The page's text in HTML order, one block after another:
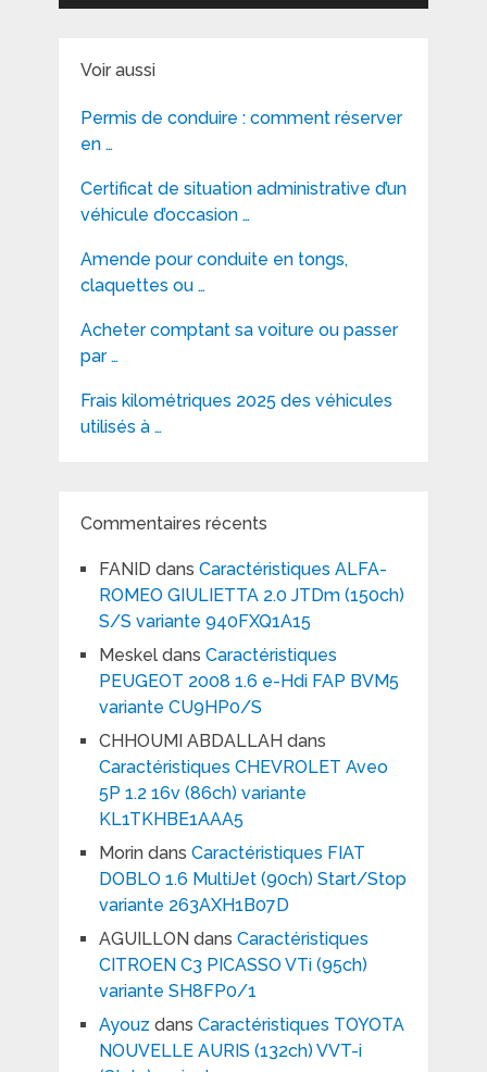
Voir aussi
Permis de conduire : comment réserver
en …
Certificat de situation administrative d’un
véhicule d’occasion …
Amende pour conduite en tongs,
claquettes ou …
Acheter comptant sa voiture ou passer
par …
Frais kilométriques 2025 des véhicules
utilisés à …
Commentaires récents
FANID dans Caractéristiques ALFA-
ROMEO GIULIETTA 2.0 JTDm (150ch)
S/S variante 940FXQ1A15
Meskeldans Caractéristiques
PEUGEOT 2008 1.6 e-Hdi FAP BVM5
variante CU9HP0/S
CHHOUMI ABDALLAH dans
Caractéristiques CHEVROLET Aveo
5P 1.2 16v (86ch) variante
KL1TKHBE1AAA5
Morindans Caractéristiques FIAT
DOBLO 1.6 MultiJet (90ch) Start/Stop
variante 263AXH1B07D
AGUILLON dans Caractéristiques
CITROEN C3 PICASSO VTi (95ch)
variante SH8FP0/1
Ayouz dans Caractéristiques TOYOTA
NOUVELLE AURIS (132ch) VVT-i